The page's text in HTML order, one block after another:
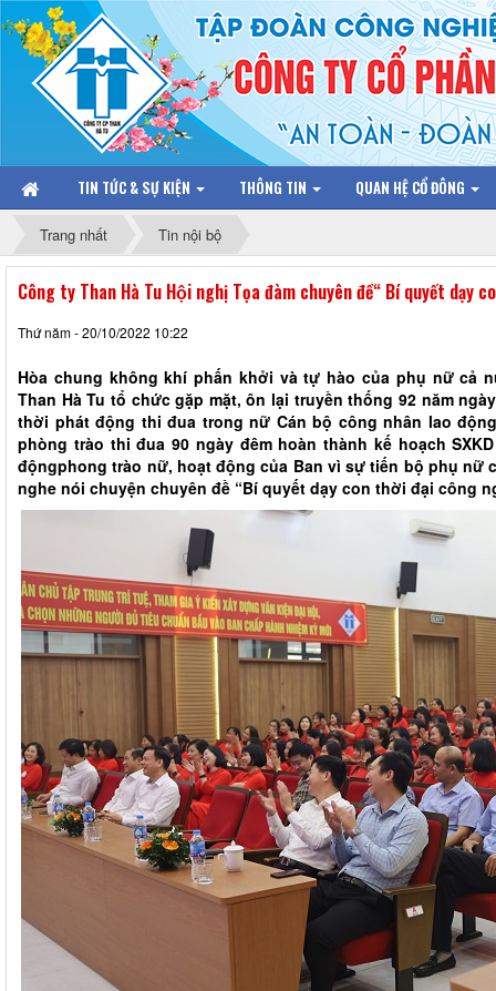
TIN TỨC & SỰ KIỆN THÔNG TIN QUAN HỆ CỔ ĐÔNG
Trang nhất Tin nội bộ
Công ty Than Hà Tu Hội nghị Tọa đàm chuyên đề“ Bí quyết dạy
Thứ năm - 20/10/2022 10:22
Hòa chung không khí phấn khởi và tự hào của phụ nữ cả
Than Hà Tu tổ chức gặp mặt, ôn lại truyền thống 92 năm
thời phát động thi đua trong nữ Cán bộ công nhân lao
phòng trào thi đua 90 ngày đêm hoàn thành kế hoạch
độngphong trào nữ, hoạt động của Ban vì sự tiến bộ phụ nữ
nghe nói chuyện chuyên đề “Bí quyết dạy con thời đại công